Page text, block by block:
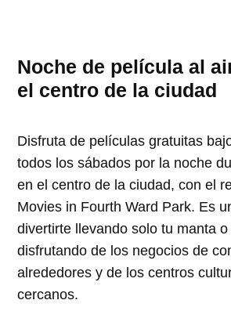
Noche de película al
el centro de la ciudad
Disfruta de películas gratuitas
todos los sábados por la noche
en el centro de la ciudad, con el
Movies in Fourth Ward Park. Es
divertirte llevando solo tu manta
disfrutando de los negocios de
alrededores y de los centros
cercanos.